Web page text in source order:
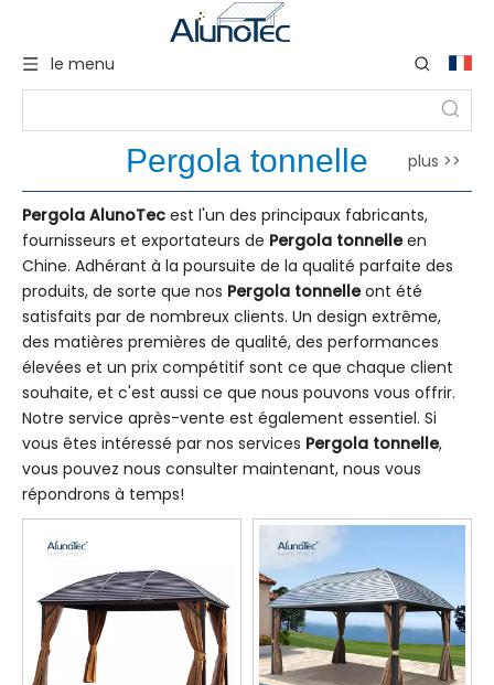
le menu
Pergola tonnelle plus >>
Pergola AlunoTec est l'un des principaux fabricants,
fournisseurs et exportateurs de Pergola tonnelleen
Chine. Adhérant à la poursuite de la qualité parfaite des
produits, de sorte que nos Pergola tonnelleont été
satisfaits par de nombreux clients. Un design extrême,
des matières premières de qualité, des performances
élevées et un prix compétitif sont ce que chaque client
souhaite, et c'est aussi ce que nous pouvons vous offrir.
Notre service après-vente est également essentiel. Si
vous êtes intéressé par nos services Pergola tonnelle,
vous pouvez nous consulter maintenant, nous vous
répondrons à temps!